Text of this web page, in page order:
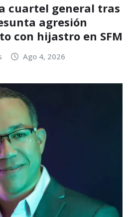
cuartel general tras
agresión
con hijastro en SFM
Ago 4, 2026